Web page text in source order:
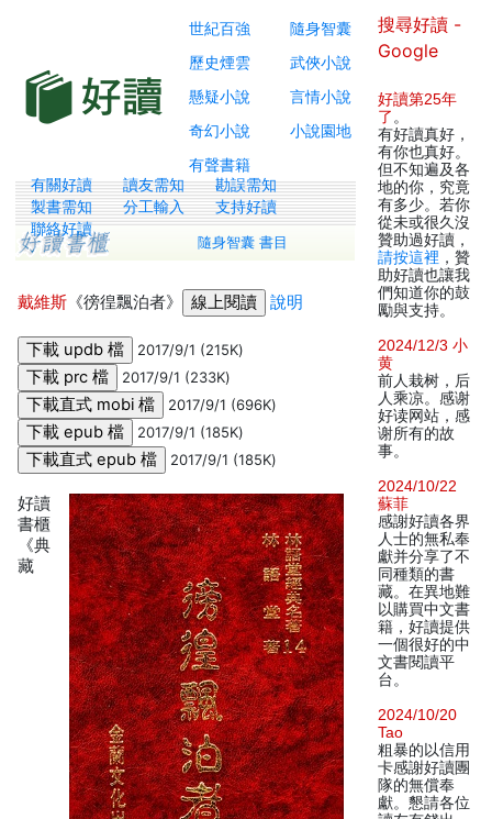
世紀百強
隨身智囊
歷史煙雲
武俠小說
懸疑小說
言情小說
奇幻小說
小說園地
有聲書籍
有關好讀 讀友需知
勘誤需知
製書需知
分工輸入
支持好讀
聯絡好讀
隨身智囊 書目
戴維斯 《徬徨飄泊者》 說明
2017/9/1 (215K)
2017/9/1 (233K)
2017/9/1 (696K)
2017/9/1 (185K)
2017/9/1 (185K)
好讀
書櫃
《典
藏
搜尋好讀 -
Google
好讀第25年
了 。
有好讀真好，
有你也真好。
但不知遍及各
地的你，究竟
有多少。若你
從未或很久沒
贊助過好讀，
請按這裡 ，贊
助好讀也讓我
們知道你的鼓
勵與支持。
2024/12/3 小
黄
前人栽树，后
人乘凉。感谢
好读网站，感
谢所有的故
事。
2024/10/22
蘇菲
感謝好讀各界
人士的無私奉
獻并分享了不
同種類的書
藏。在異地難
以購買中文書
籍，好讀提供
一個很好的中
文書閱讀平
台。
2024/10/20
Tao
粗暴的以信用
卡感謝好讀團
隊的無償奉
獻。懇請各位